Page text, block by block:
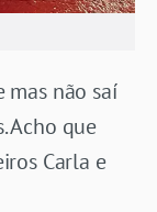
mas não saí
Acho que
Carla e